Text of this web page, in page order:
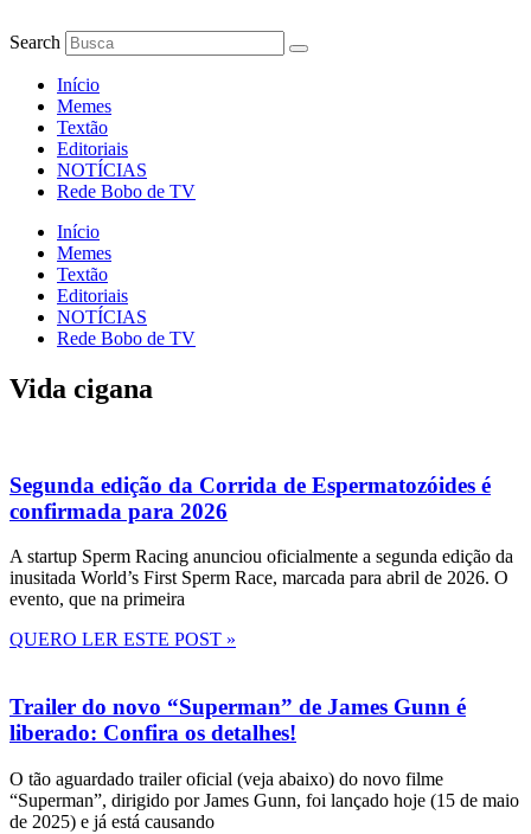
para
conteúdo
Search
Início
Memes
Textão
Editoriais
NOTÍCIAS
Rede Bobo de TV
Início
Memes
Textão
Editoriais
NOTÍCIAS
Rede Bobo de TV
Vida cigana
Segunda edição da Corrida de Espermatozóides é
confirmada para 2026
A startup Sperm Racing anunciou oficialmente a segunda edição da
inusitada World’s First Sperm Race, marcada para abril de 2026. O
evento, que na primeira
QUERO LER ESTE POST »
Trailer do novo “Superman” de James Gunn é
liberado: Confira os detalhes!
O tão aguardado trailer oficial (veja abaixo) do novo filme
“Superman”, dirigido por James Gunn, foi lançado hoje (15 de maio
de 2025) e já está causando